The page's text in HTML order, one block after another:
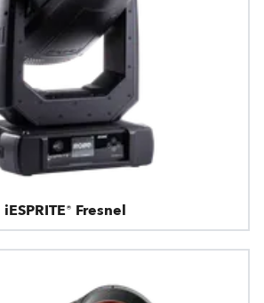
iESPRITE® Fresnel